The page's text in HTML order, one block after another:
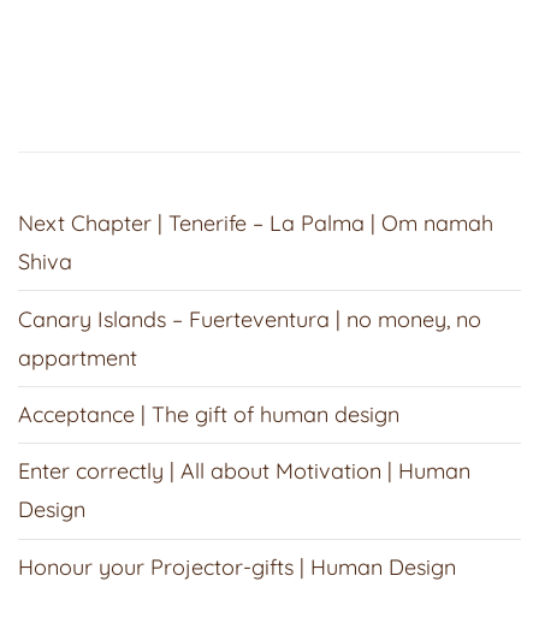
Next Chapter | Tenerife – La Palma | Om namah
Shiva
Canary Islands – Fuerteventura | no money, no
appartment
Acceptance | The gift of human design
Enter correctly | All about Motivation | Human
Design
Honour your Projector-gifts | Human Design